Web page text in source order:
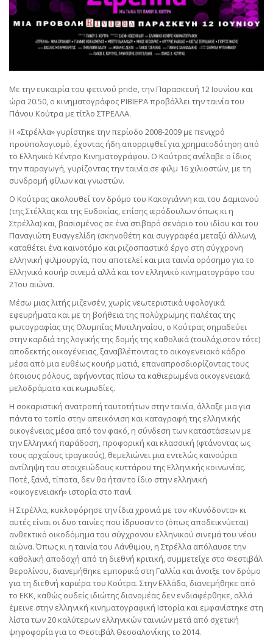
Με την ευκαιρία του φετινού pride, την Παρασκευή 12 Ιουνίου και
ώρα 20.50, ο κινηματογράφος ΡΙΒΙΕΡΑ προβάλλει την ταινία του
Πάνου Κούτρα με τίτλο ΣΤΡΕΛΛΑ.
Η «Στρέλλα» γυρίστηκε την περίοδο 2008-2009 με πενιχρό
προϋπολογισμό, έχοντας ήδη απορριφθεί για χρηματοδότηση από
το Ελληνικό Κέντρο Κινηματογράφου. Ο Κούτρας ανέλαβε ο ίδιος
την παραγωγή, γυρίζοντας την ταινία σε φιλμ 16 χιλιοστών, με τη
συνδρομή φίλων και γνωστών.
Ο Κούτρας ακολουθεί τον δρόμο του Κακογιάννη και του Δαμιανού
(της Στέλλας και της Ευδοκίας, επίσης ιερόδουλων όπως κι η
Στρέλλα) και, βασισμένος σε ένα στιβαρό σενάριο του ιδίου και του
Παναγιώτη Ευαγγελίδη (σκηνοθέτη και συγγραφέα μεταξύ άλλων),
καταθέτει ένα καινοτόμο και ριζοσπαστικό έργο στη σύγχρονη
ελληνική φιλμουργία, που αποτελεί και μια ταινία ορόσημο για το
Ελληνικό κουήρ σινεμά αλλά και τον ελληνικό κινηματογράφο του
21ου αιώνα.
Μέσω μιας λιτής μιζενσέν, χωρίς νεωτεριστικά υφολογικά
εφευρήματα και με τη βοήθεια της πολύχρωμης παλέτας της
φωτογραφίας της Ολυμπίας Μυτιληναίου, ο Κούτρας σημαδεύει
στην καρδιά της λογικής της δομής της καθολικά (τουλάχιστον τότε)
αποδεκτής οικογένειας, ξαναβλέποντας το οικογενειακό κάδρο
μέσα από μια ευθέως κουήρ ματιά, επαναπροσδιορίζοντας τους
όποιους ρόλους, αφήνοντας πίσω τα καθιερωμένα οικογενειακά
μελοδράματα και κωμωδίες.
Η σοκαριστική ανατροπή ταυτοτήτων στην ταινία, άλλαξε μια για
πάντα το τοπίο στην απεικόνιση και καταγραφή της ελληνικής
οικογένειας μέσα από τον φακό, η σύνδεση των καταστάσεων με
την Ελληνική παράδοση, προφορική και κλασσική (φτάνοντας ως
τους αρχαίους τραγικούς), θεμελιώνει μια εντελώς καινούρια
αντίληψη του στοιχειώδους κυττάρου της Ελληνικής κοινωνίας.
Ποτέ, ξανά, τίποτα, δεν θα ήταν το ίδιο στην ελληνική
«οικογενειακή» ιστορία στο πανί.
Η Στρέλλα, κυκλοφόρησε την ίδια χρονιά με τον «Κυνόδοντα» κι
αυτές είναι οι δυο ταινίες που ίδρυσαν το (όπως αποδεικνύεται)
ανθεκτικό οικοδόμημα του σύγχρονου ελληνικού σινεμά του νέου
αιώνα. Όπως κι η ταινία του Λάνθιμου, η Στρέλλα απόλαυσε την
καθολική αποδοχή από τη διεθνή κριτική, συμμετείχε στο Φεστιβάλ
Βερολίνου, διανεμήθηκε εμπορικά στη Γαλλία και άνοιξε τον δρόμο
για τη διεθνή καριέρα του Κούτρα. Στην Ελλάδα, διανεμήθηκε από
το ΕΚΚ, καθώς ουδείς ιδιώτης διανομέας δεν ενδιαφέρθηκε, αλλά
έμεινε στην ελληνική κινηματογραφική Ιστορία και εμφανίστηκε στη
λίστα των 20 καλύτερων ελληνικών ταινιών μετά από σχετική
ψηφοφορία για το Φεστιβάλ Θεσσαλονίκης το 2014.